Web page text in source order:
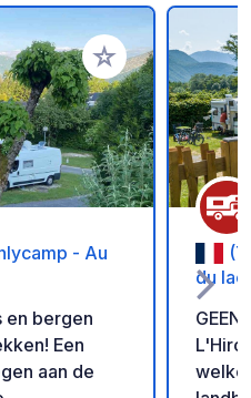
Voeg toe aan je
- Au
en bergen
Een
aan de
du lac
GEEN